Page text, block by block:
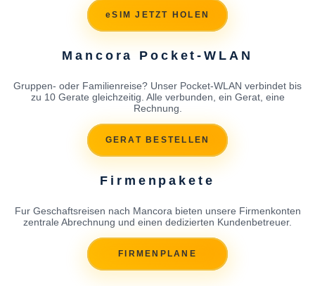
eSIM JETZT HOLEN
Mancora Pocket-WLAN
Gruppen- oder Familienreise? Unser Pocket-WLAN verbindet bis
zu 10 Gerate gleichzeitig. Alle verbunden, ein Gerat, eine
Rechnung.
GERAT BESTELLEN
Firmenpakete
Fur Geschaftsreisen nach Mancora bieten unsere Firmenkonten
zentrale Abrechnung und einen dedizierten Kundenbetreuer.
FIRMENPLANE